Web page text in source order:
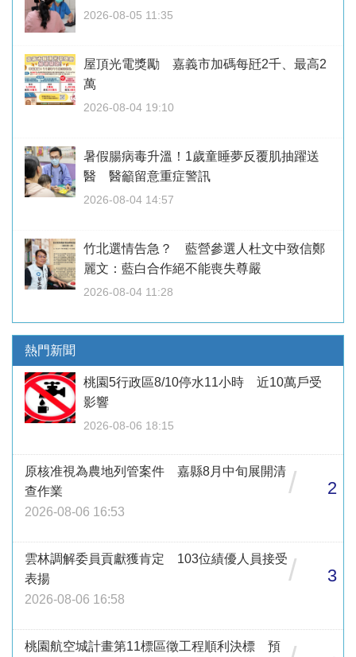
2026-08-05 11:35
屋頂光電獎勵 嘉義市加碼每瓩2千、最高2
萬
2026-08-04 19:10
暑假腸病毒升溫！1歲童睡夢反覆肌抽躍送
醫 醫籲留意重症警訊
2026-08-04 14:57
竹北選情告急？ 藍營參選人杜文中致信鄭
麗文：藍白合作絕不能喪失尊嚴
2026-08-04 11:28
熱門新聞
桃園5行政區8/10停水11小時 近10萬戶受
影響
2026-08-06 18:15
原核准視為農地列管案件 嘉縣8月中旬展開清
查作業
2026-08-06 16:53
/ 2
雲林調解委員貢獻獲肯定 103位績優人員接受
表揚
2026-08-06 16:58
/ 3
桃園航空城計畫第11標區徵工程順利決標 預